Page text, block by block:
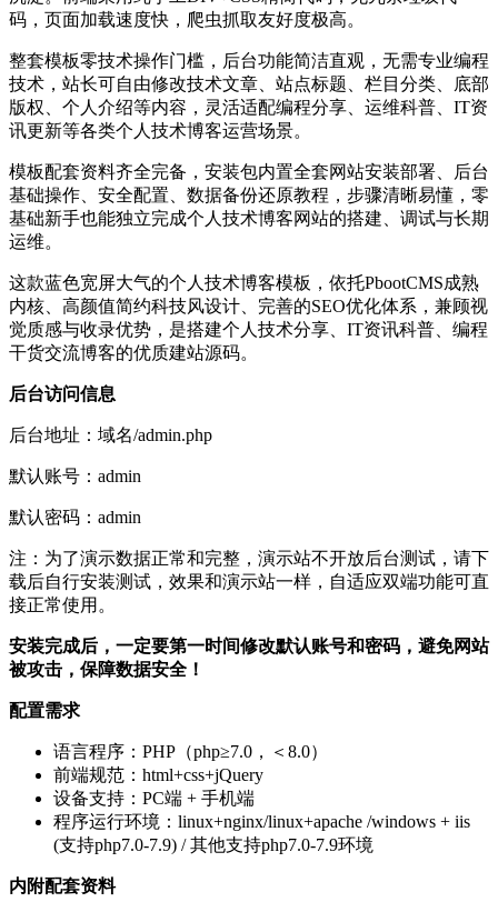
码，页面加载速度快，爬虫抓取友好度极高。
整套模板零技术操作门槛，后台功能简洁直观，无需专业编程
技术，站长可自由修改技术文章、站点标题、栏目分类、底部
版权、个人介绍等内容，灵活适配编程分享、运维科普、IT资
讯更新等各类个人技术博客运营场景。
模板配套资料齐全完备，安装包内置全套网站安装部署、后台
基础操作、安全配置、数据备份还原教程，步骤清晰易懂，零
基础新手也能独立完成个人技术博客网站的搭建、调试与长期
运维。
这款蓝色宽屏大气的个人技术博客模板，依托PbootCMS成熟
内核、高颜值简约科技风设计、完善的SEO优化体系，兼顾视
觉质感与收录优势，是搭建个人技术分享、IT资讯科普、编程
干货交流博客的优质建站源码。
后台访问信息
后台地址：域名/admin.php
默认账号：admin
默认密码：admin
注：为了演示数据正常和完整，演示站不开放后台测试，请下
载后自行安装测试，效果和演示站一样，自适应双端功能可直
接正常使用。
安装完成后，一定要第一时间修改默认账号和密码，避免网站
被攻击，保障数据安全！
配置需求
语言程序：PHP（php≥7.0，＜8.0）
前端规范：html+css+jQuery
设备支持：PC端 + 手机端
程序运行环境：linux+nginx/linux+apache /windows + iis
(支持php7.0-7.9) / 其他支持php7.0-7.9环境
内附配套资料